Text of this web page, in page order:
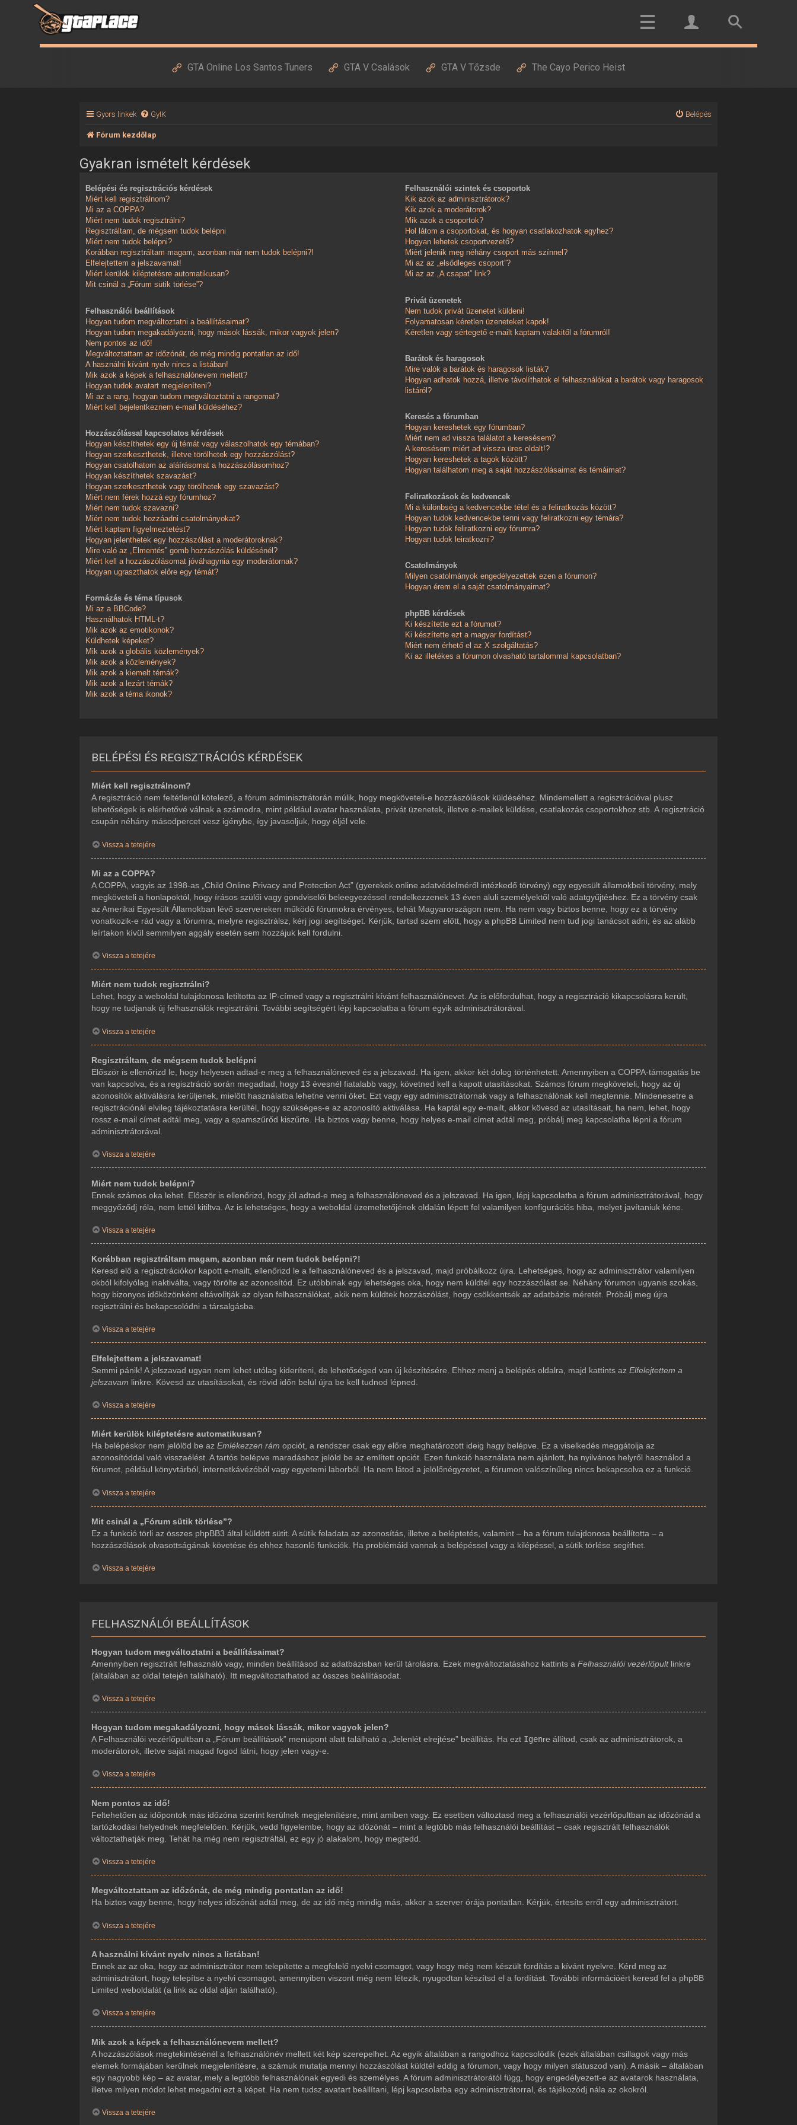
GTA Online Los Santos Tuners GTA V Csalások GTA V Tőzsde The Cayo Perico Heist
Gyors linkek GyIK Belépés
Fórum kezdőlap
Gyakran ismételt kérdések
Belépési és regisztrációs kérdések
Miért kell regisztrálnom?
Mi az a COPPA?
Miért nem tudok regisztrálni?
Regisztráltam, de mégsem tudok belépni
Miért nem tudok belépni?
Korábban regisztráltam magam, azonban már nem tudok belépni?!
Elfelejtettem a jelszavamat!
Miért kerülök kiléptetésre automatikusan?
Mit csinál a „Fórum sütik törlése”?
Felhasználói beállítások
Hogyan tudom megváltoztatni a beállításaimat?
Hogyan tudom megakadályozni, hogy mások lássák, mikor vagyok jelen?
Nem pontos az idő!
Megváltoztattam az időzónát, de még mindig pontatlan az idő!
A használni kívánt nyelv nincs a listában!
Mik azok a képek a felhasználónevem mellett?
Hogyan tudok avatart megjeleníteni?
Mi az a rang, hogyan tudom megváltoztatni a rangomat?
Miért kell bejelentkeznem e-mail küldéséhez?
Hozzászólással kapcsolatos kérdések
Hogyan készíthetek egy új témát vagy válaszolhatok egy témában?
Hogyan szerkeszthetek, illetve törölhetek egy hozzászólást?
Hogyan csatolhatom az aláírásomat a hozzászólásomhoz?
Hogyan készíthetek szavazást?
Hogyan szerkeszthetek vagy törölhetek egy szavazást?
Miért nem férek hozzá egy fórumhoz?
Miért nem tudok szavazni?
Miért nem tudok hozzáadni csatolmányokat?
Miért kaptam figyelmeztetést?
Hogyan jelenthetek egy hozzászólást a moderátoroknak?
Mire való az „Elmentés” gomb hozzászólás küldésénél?
Miért kell a hozzászólásomat jóváhagynia egy moderátornak?
Hogyan ugraszthatok előre egy témát?
Formázás és téma típusok
Mi az a BBCode?
Használhatok HTML-t?
Mik azok az emotikonok?
Küldhetek képeket?
Mik azok a globális közlemények?
Mik azok a közlemények?
Mik azok a kiemelt témák?
Mik azok a lezárt témák?
Mik azok a téma ikonok?
Felhasználói szintek és csoportok
Kik azok az adminisztrátorok?
Kik azok a moderátorok?
Mik azok a csoportok?
Hol látom a csoportokat, és hogyan csatlakozhatok egyhez?
Hogyan lehetek csoportvezető?
Miért jelenik meg néhány csoport más színnel?
Mi az az „elsődleges csoport”?
Mi az az „A csapat” link?
Privát üzenetek
Nem tudok privát üzenetet küldeni!
Folyamatosan kéretlen üzeneteket kapok!
Kéretlen vagy sértegető e-mailt kaptam valakitől a fórumról!
Barátok és haragosok
Mire valók a barátok és haragosok listák?
Hogyan adhatok hozzá, illetve távolíthatok el felhasználókat a barátok vagy haragosok
listáról?
Keresés a fórumban
Hogyan kereshetek egy fórumban?
Miért nem ad vissza találatot a keresésem?
A keresésem miért ad vissza üres oldalt!?
Hogyan kereshetek a tagok között?
Hogyan találhatom meg a saját hozzászólásaimat és témáimat?
Feliratkozások és kedvencek
Mi a különbség a kedvencekbe tétel és a feliratkozás között?
Hogyan tudok kedvencekbe tenni vagy feliratkozni egy témára?
Hogyan tudok feliratkozni egy fórumra?
Hogyan tudok leiratkozni?
Csatolmányok
Milyen csatolmányok engedélyezettek ezen a fórumon?
Hogyan érem el a saját csatolmányaimat?
phpBB kérdések
Ki készítette ezt a fórumot?
Ki készítette ezt a magyar fordítást?
Miért nem érhető el az X szolgáltatás?
Ki az illetékes a fórumon olvasható tartalommal kapcsolatban?
BELÉPÉSI ÉS REGISZTRÁCIÓS KÉRDÉSEK
Miért kell regisztrálnom?
A regisztráció nem feltétlenül kötelező, a fórum adminisztrátorán múlik, hogy megköveteli-e hozzászólások küldéséhez. Mindemellett a regisztrációval plusz
lehetőségek is elérhetővé válnak a számodra, mint például avatar használata, privát üzenetek, illetve e-mailek küldése, csatlakozás csoportokhoz stb. A regisztráció
csupán néhány másodpercet vesz igénybe, így javasoljuk, hogy éljél vele.
Vissza a tetejére
Mi az a COPPA?
A COPPA, vagyis az 1998-as „Child Online Privacy and Protection Act” (gyerekek online adatvédelméről intézkedő törvény) egy egyesült államokbeli törvény, mely
megköveteli a honlapoktól, hogy írásos szülői vagy gondviselői beleegyezéssel rendelkezzenek 13 éven aluli személyektől való adatgyűjtéshez. Ez a törvény csak
az Amerikai Egyesült Államokban lévő szervereken működő fórumokra érvényes, tehát Magyarországon nem. Ha nem vagy biztos benne, hogy ez a törvény
vonatkozik-e rád vagy a fórumra, melyre regisztrálsz, kérj jogi segítséget. Kérjük, tartsd szem előtt, hogy a phpBB Limited nem tud jogi tanácsot adni, és az alább
leírtakon kívül semmilyen aggály esetén sem hozzájuk kell fordulni.
Vissza a tetejére
Miért nem tudok regisztrálni?
Lehet, hogy a weboldal tulajdonosa letiltotta az IP-címed vagy a regisztrálni kívánt felhasználónevet. Az is előfordulhat, hogy a regisztráció kikapcsolásra került,
hogy ne tudjanak új felhasználók regisztrálni. További segítségért lépj kapcsolatba a fórum egyik adminisztrátorával.
Vissza a tetejére
Regisztráltam, de mégsem tudok belépni
Először is ellenőrizd le, hogy helyesen adtad-e meg a felhasználóneved és a jelszavad. Ha igen, akkor két dolog történhetett. Amennyiben a COPPA-támogatás be
van kapcsolva, és a regisztráció során megadtad, hogy 13 évesnél fiatalabb vagy, követned kell a kapott utasításokat. Számos fórum megköveteli, hogy az új
azonosítók aktiválásra kerüljenek, mielőtt használatba lehetne venni őket. Ezt vagy egy adminisztrátornak vagy a felhasználónak kell megtennie. Mindenesetre a
regisztrációnál elvileg tájékoztatásra kerültél, hogy szükséges-e az azonosító aktiválása. Ha kaptál egy e-mailt, akkor kövesd az utasításait, ha nem, lehet, hogy
rossz e-mail címet adtál meg, vagy a spamszűrőd kiszűrte. Ha biztos vagy benne, hogy helyes e-mail címet adtál meg, próbálj meg kapcsolatba lépni a fórum
adminisztrátorával.
Vissza a tetejére
Miért nem tudok belépni?
Ennek számos oka lehet. Először is ellenőrizd, hogy jól adtad-e meg a felhasználóneved és a jelszavad. Ha igen, lépj kapcsolatba a fórum adminisztrátorával, hogy
meggyőződj róla, nem lettél kitiltva. Az is lehetséges, hogy a weboldal üzemeltetőjének oldalán lépett fel valamilyen konfigurációs hiba, melyet javítaniuk kéne.
Vissza a tetejére
Korábban regisztráltam magam, azonban már nem tudok belépni?!
Keresd elő a regisztrációkor kapott e-mailt, ellenőrizd le a felhasználóneved és a jelszavad, majd próbálkozz újra. Lehetséges, hogy az adminisztrátor valamilyen
okból kifolyólag inaktiválta, vagy törölte az azonosítód. Ez utóbbinak egy lehetséges oka, hogy nem küldtél egy hozzászólást se. Néhány fórumon ugyanis szokás,
hogy bizonyos időközönként eltávolítják az olyan felhasználókat, akik nem küldtek hozzászólást, hogy csökkentsék az adatbázis méretét. Próbálj meg újra
regisztrálni és bekapcsolódni a társalgásba.
Vissza a tetejére
Elfelejtettem a jelszavamat!
Semmi pánik! A jelszavad ugyan nem lehet utólag kideríteni, de lehetőséged van új készítésére. Ehhez menj a belépés oldalra, majd kattints azElfelejtettem a
jelszavam linkre. Kövesd az utasításokat, és rövid időn belül újra be kell tudnod lépned.
Vissza a tetejére
Miért kerülök kiléptetésre automatikusan?
Ha belépéskor nem jelölöd be azEmlékezzen rám opciót, a rendszer csak egy előre meghatározott ideig hagy belépve. Ez a viselkedés meggátolja az
azonosítóddal való visszaélést. A tartós belépve maradáshoz jelöld be az említett opciót. Ezen funkció használata nem ajánlott, ha nyilvános helyről használod a
fórumot, például könyvtárból, internetkávézóból vagy egyetemi laborból. Ha nem látod a jelölőnégyzetet, a fórumon valószínűleg nincs bekapcsolva ez a funkció.
Vissza a tetejére
Mit csinál a „Fórum sütik törlése”?
Ez a funkció törli az összes phpBB3 által küldött sütit. A sütik feladata az azonosítás, illetve a beléptetés, valamint – ha a fórum tulajdonosa beállította – a
hozzászólások olvasottságának követése és ehhez hasonló funkciók. Ha problémáid vannak a belépéssel vagy a kilépéssel, a sütik törlése segíthet.
Vissza a tetejére
FELHASZNÁLÓI BEÁLLÍTÁSOK
Hogyan tudom megváltoztatni a beállításaimat?
Amennyiben regisztrált felhasználó vagy, minden beállításod az adatbázisban kerül tárolásra. Ezek megváltoztatásához kattints aFelhasználói vezérlőpultlinkre
(általában az oldal tetején található). Itt megváltoztathatod az összes beállításodat.
Vissza a tetejére
Hogyan tudom megakadályozni, hogy mások lássák, mikor vagyok jelen?
A Felhasználói vezérlőpultban a „Fórum beállítások” menüpont alatt található a „Jelenlét elrejtése” beállítás. Ha ezt Igenre állítod, csak az adminisztrátorok, a
moderátorok, illetve saját magad fogod látni, hogy jelen vagy-e.
Vissza a tetejére
Nem pontos az idő!
Feltehetően az időpontok más időzóna szerint kerülnek megjelenítésre, mint amiben vagy. Ez esetben változtasd meg a felhasználói vezérlőpultban az időzónád a
tartózkodási helyednek megfelelően. Kérjük, vedd figyelembe, hogy az időzónát – mint a legtöbb más felhasználói beállítást – csak regisztrált felhasználók
változtathatják meg. Tehát ha még nem regisztráltál, ez egy jó alakalom, hogy megtedd.
Vissza a tetejére
Megváltoztattam az időzónát, de még mindig pontatlan az idő!
Ha biztos vagy benne, hogy helyes időzónát adtál meg, de az idő még mindig más, akkor a szerver órája pontatlan. Kérjük, értesíts erről egy adminisztrátort.
Vissza a tetejére
A használni kívánt nyelv nincs a listában!
Ennek az az oka, hogy az adminisztrátor nem telepítette a megfelelő nyelvi csomagot, vagy hogy még nem készült fordítás a kívánt nyelvre. Kérd meg az
adminisztrátort, hogy telepítse a nyelvi csomagot, amennyiben viszont még nem létezik, nyugodtan készítsd el a fordítást. További információért keresd fel a phpBB
Limited weboldalát (a link az oldal alján található).
Vissza a tetejére
Mik azok a képek a felhasználónevem mellett?
A hozzászólások megtekintésénél a felhasználónév mellett két kép szerepelhet. Az egyik általában a rangodhoz kapcsolódik (ezek általában csillagok vagy más
elemek formájában kerülnek megjelenítésre, a számuk mutatja mennyi hozzászólást küldtél eddig a fórumon, vagy hogy milyen státuszod van). A másik – általában
egy nagyobb kép – az avatar, mely a legtöbb felhasználónak egyedi és személyes. A fórum adminisztrátorától függ, hogy engedélyezett-e az avatarok használata,
illetve milyen módot lehet megadni ezt a képet. Ha nem tudsz avatart beállítani, lépj kapcsolatba egy adminisztrátorral, és tájékozódj nála az okokról.
Vissza a tetejére